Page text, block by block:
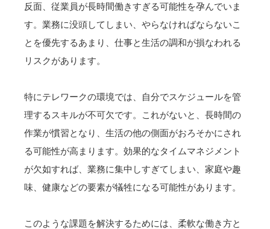
反面、従業員が長時間働きすぎる可能性を孕んでいま
す。業務に没頭してしまい、やらなければならないこ
とを優先するあまり、仕事と生活の調和が損なわれる
リスクがあります。
特にテレワークの環境では、自分でスケジュールを管
理するスキルが不可欠です。これがないと、長時間の
作業が慣習となり、生活の他の側面がおろそかにされ
る可能性が高まります。効果的なタイムマネジメント
が欠如すれば、業務に集中しすぎてしまい、家庭や趣
味、健康などの要素が犠牲になる可能性があります。
このような課題を解決するためには、柔軟な働き方と